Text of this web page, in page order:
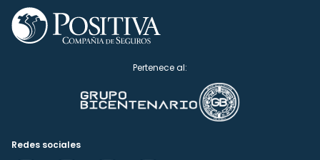
Pertenece al:
Redes sociales